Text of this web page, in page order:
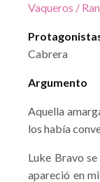
Vaqueros /
Cabrera
Argumento
Aquella
los había
Luke Bravo
apareció en